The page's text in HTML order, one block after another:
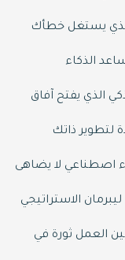
الذي يستغل خطأك
الذكاء
الذي يفتح آفاق
لتطوير ذاتك
اصطناعي لا يضاهى
الاستراتيجي
العمل ثورة في